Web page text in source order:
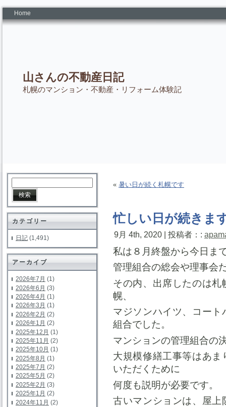
Home
山さんの不動産日記
札幌のマンション・不動産・リフォーム体験記
カテゴリー
日記 (1,491)
アーカイブ
2026年7月 (1)
2026年6月 (3)
2026年4月 (1)
2026年3月 (1)
2026年2月 (2)
2026年1月 (2)
2025年12月 (1)
2025年11月 (2)
2025年10月 (1)
2025年8月 (1)
2025年7月 (2)
2025年5月 (2)
2025年2月 (3)
2025年1月 (2)
2024年11月 (2)
« 暑い日が続く札幌です
忙しい日が続きま
9月 4th, 2020 | 投稿者：:
私は８月終盤から今日ま
管理組合の総会や理事会
その内、出席したのは
幌、
マジソンハイツ、コー
組合でした。
マンションの管理組合の
大規模修繕工事等はあ
いただくために
何度も説明が必要です。
古いマンションは、屋